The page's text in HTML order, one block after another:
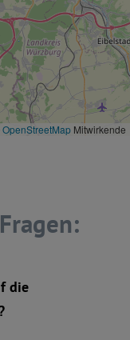
OpenStreetMap Mitwirkende
die